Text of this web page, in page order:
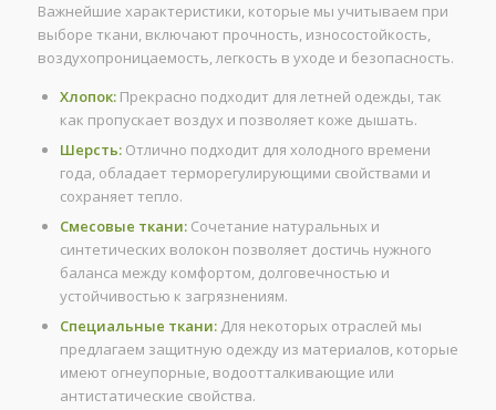
Важнейшие характеристики, которые мы учитываем при
выборе ткани, включают прочность, износостойкость,
воздухопроницаемость, легкость в уходе и безопасность.
Хлопок:Прекрасно подходит для летней одежды, так
как пропускает воздух и позволяет коже дышать.
Шерсть:Отлично подходит для холодного времени
года, обладает терморегулирующими свойствами и
сохраняет тепло.
Смесовые ткани:Сочетание натуральных и
синтетических волокон позволяет достичь нужного
баланса между комфортом, долговечностью и
устойчивостью к загрязнениям.
Специальные ткани:Для некоторых отраслей мы
предлагаем защитную одежду из материалов, которые
имеют огнеупорные, водоотталкивающие или
антистатические свойства.